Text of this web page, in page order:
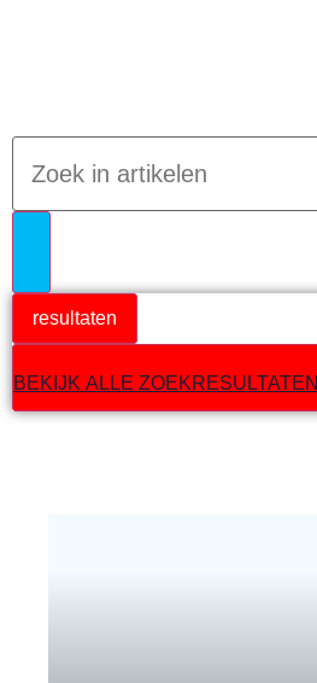
resultaten
BEKIJK ALLE ZOEKRESULTATEN